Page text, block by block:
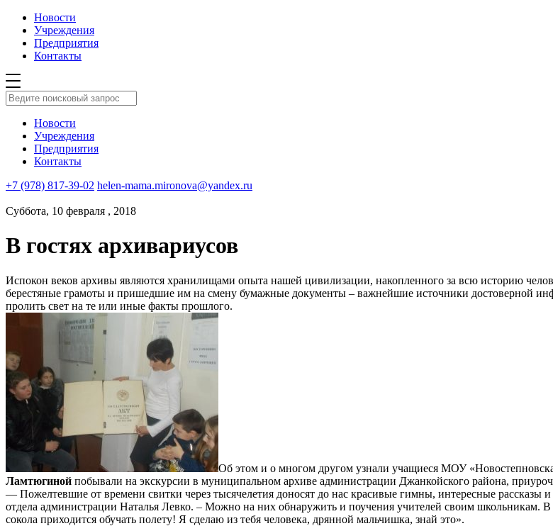
Новости
Учреждения
Предприятия
Контакты
Новости
Учреждения
Предприятия
Контакты
+7 (978) 817-39-02 helen-mama.mironova@yandex.ru
Суббота, 10 февраля , 2018
В гостях архивариусов
Испокон веков архивы являются хранилищами опыта нашей цивилизации, накопленного за всю историю
берестяные грамоты и пришедшие им на смену бумажные документы – важнейшие источники достоверной
пролить свет на те или иные факты прошлого.
Об этом и о многом другом узнали учащиеся МОУ
Ламтюгиной побывали на экскурсии в муниципальном архиве администрации Джанкойского района,
— Пожелтевшие от времени свитки через тысячелетия доносят до нас красивые гимны, интересные рассказы
отдела администрации Наталья Левко. – Можно на них обнаружить и поучения учителей своим школьникам. В
сокола приходится обучать полету! Я сделаю из тебя человека, дрянной мальчишка, знай это».